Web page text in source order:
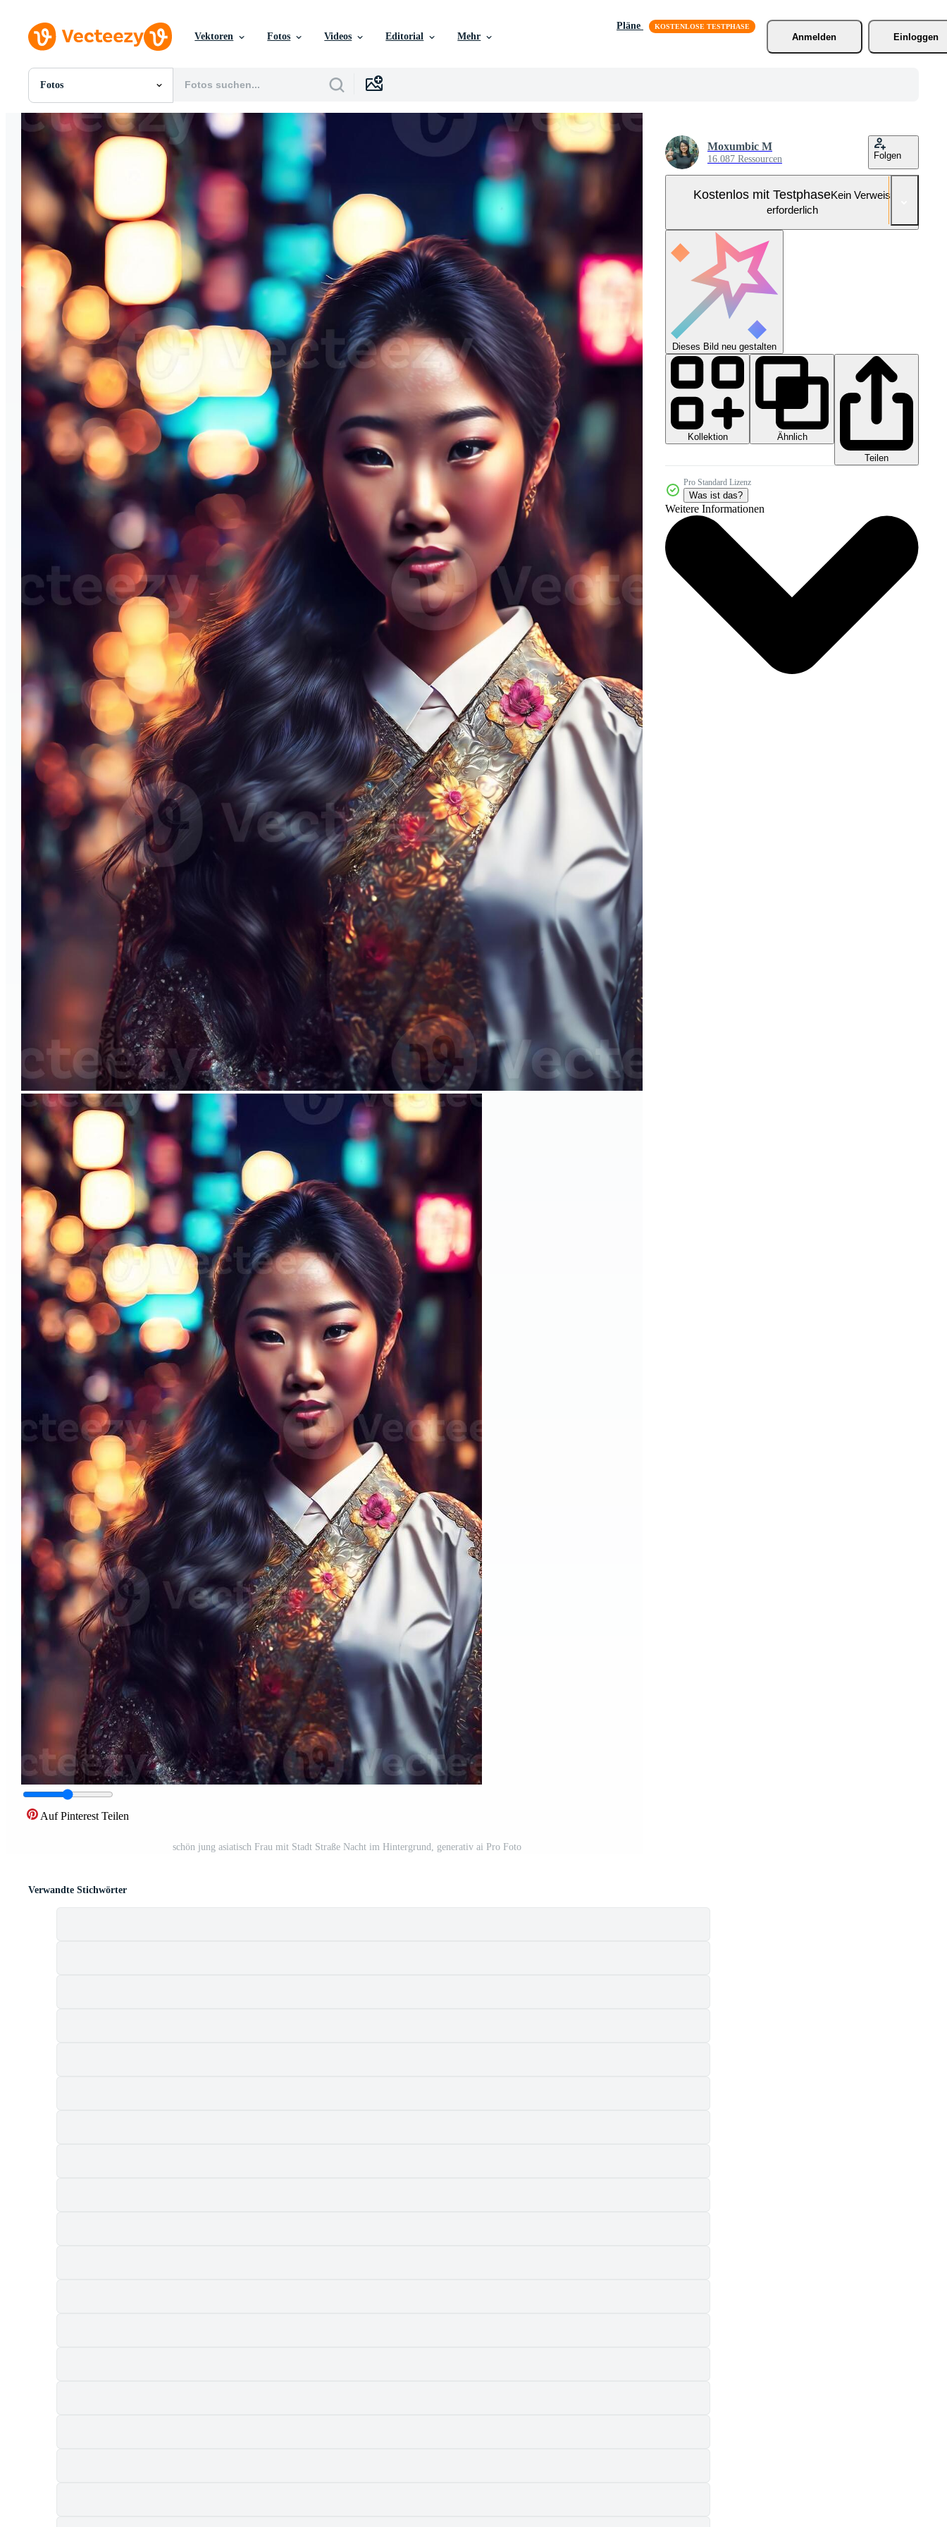
Vektoren Fotos Videos Editorial Mehr
Pläne
Anmelden
Einloggen
Fotos
Alle Bilder
Fotos
PNGs
PSDs
SVGs
Vorlagen
Vektoren
Motion Graphics
Redaktionelle Bilder
Redaktionelle Ereignisse
Auf Pinterest Teilen
schön jung asiatisch Frau mit Stadt Straße Nacht im Hintergrund, generativ ai Pro Foto
Moxumbic M
16.087 Ressourcen Folgen
Kostenlos mit TestphaseKein Verweis
erforderlich
Dieses Bild neu gestalten
Kollektion
Ähnlich
Teilen
Pro Standard Lizenz
Was ist das?
Weitere Informationen
Verwandte Stichwörter